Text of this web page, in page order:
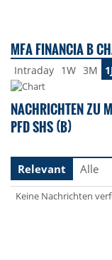
MFA FINANCIA B
Intraday 1W 3M
NACHRICHTEN ZU
PFD SHS (B)
Relevant
Alle
Keine Nachrichten